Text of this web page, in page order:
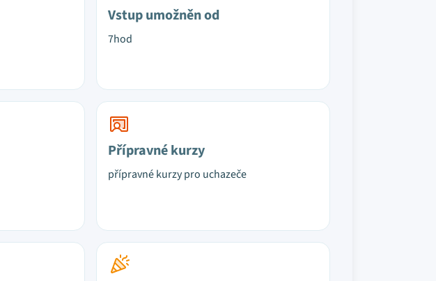
Vstup umožněn od
7hod
Přípravné kurzy
přípravné kurzy pro uchazeče